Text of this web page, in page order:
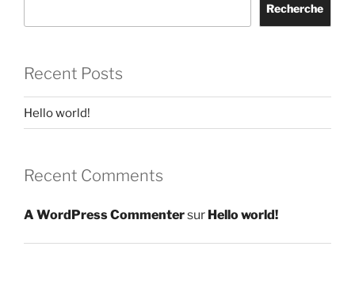
Recherche
Recent Posts
Hello world!
Recent Comments
A WordPress Commentersur Hello world!